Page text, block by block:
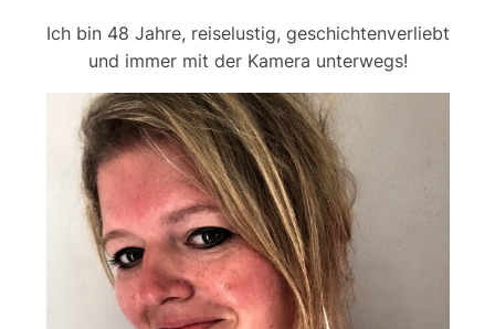
Ich bin 48 Jahre, reiselustig, geschichtenverliebt
und immer mit der Kamera unterwegs!